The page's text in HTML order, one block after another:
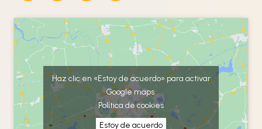
Haz clic en «Estoy de acuerdo» para activar
Google maps
Política de cookies
Estoy de acuerdo